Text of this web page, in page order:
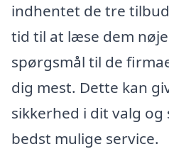
indhentet de tre
tid til at læse dem
spørgsmål til de
dig mest. Dette kan
sikkerhed i dit valg
bedst mulige service.